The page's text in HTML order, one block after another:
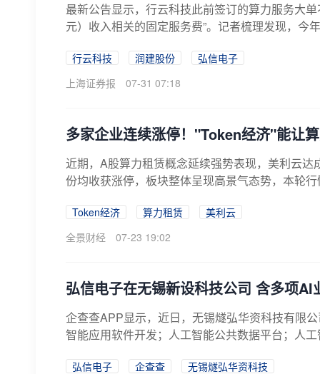
最新公告显示，行云科技此前签订的算力服务大
元）收入相关的固定服务费”。记者梳理发现，今
行云科技 润建股份
弘信电子
上海证券报
07-31 07:18
多家企业连续涨停！"Token经济"能让
近期，A股算力租赁概念延续强势表现，美利云
份均收获涨停，板块整体呈现高景气态势，本轮
Token经济 算力租赁
美利云
全景财经
07-23 19:02
弘信电子在无锡新设科技公司 含多项AI
企查查APP显示，近日，无锡燧弘华资科技有限
智能应用软件开发；人工智能公共数据平台；人
弘信电子 企查查
无锡燧弘华资科技